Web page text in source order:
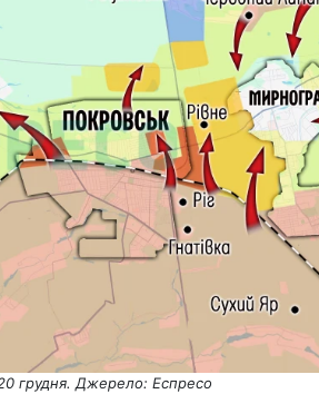
грудня. Джерело: Еспресо